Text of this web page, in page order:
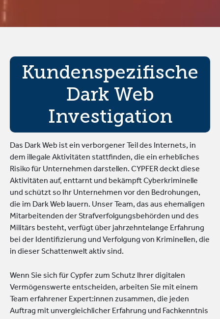
Kundenspezifische
Dark Web
Investigation
Das Dark Web ist ein verborgener Teil des Internets, in
dem illegale Aktivitäten stattfinden, die ein erhebliches
Risiko für Unternehmen darstellen. CYPFER deckt diese
Aktivitäten auf, enttarnt und bekämpft Cyberkriminelle
und schützt so Ihr Unternehmen vor den Bedrohungen,
die im Dark Web lauern. Unser Team, das aus ehemaligen
Mitarbeitenden der Strafverfolgungsbehörden und des
Militärs besteht, verfügt über jahrzehntelange Erfahrung
bei der Identifizierung und Verfolgung von Kriminellen, die
in dieser Schattenwelt aktiv sind.
Wenn Sie sich für Cypfer zum Schutz Ihrer digitalen
Vermögenswerte entscheiden, arbeiten Sie mit einem
Team erfahrener Expert:innen zusammen, die jeden
Auftrag mit unvergleichlicher Erfahrung und Fachkenntnis